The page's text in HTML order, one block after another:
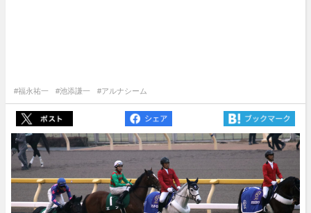
#福永祐一 #池添謙一 #アルナシーム